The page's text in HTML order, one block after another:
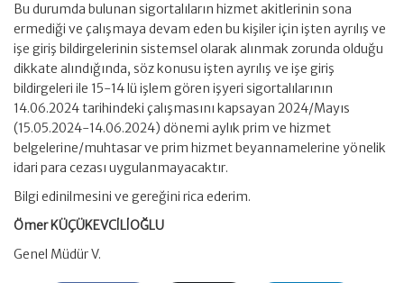
Bu durumda bulunan sigortalıların hizmet akitlerinin sona
ermediği ve çalışmaya devam eden bu kişiler için işten ayrılış ve
işe giriş bildirgelerinin sistemsel olarak alınmak zorunda olduğu
dikkate alındığında, söz konusu işten ayrılış ve işe giriş
bildirgeleri ile 15-14 lü işlem gören işyeri sigortalılarının
14.06.2024 tarihindeki çalışmasını kapsayan 2024/Mayıs
(15.05.2024-14.06.2024) dönemi aylık prim ve hizmet
belgelerine/muhtasar ve prim hizmet beyannamelerine yönelik
idari para cezası uygulanmayacaktır.
Bilgi edinilmesini ve gereğini rica ederim.
Ömer KÜÇÜKEVCİLİOĞLU
Genel Müdür V.